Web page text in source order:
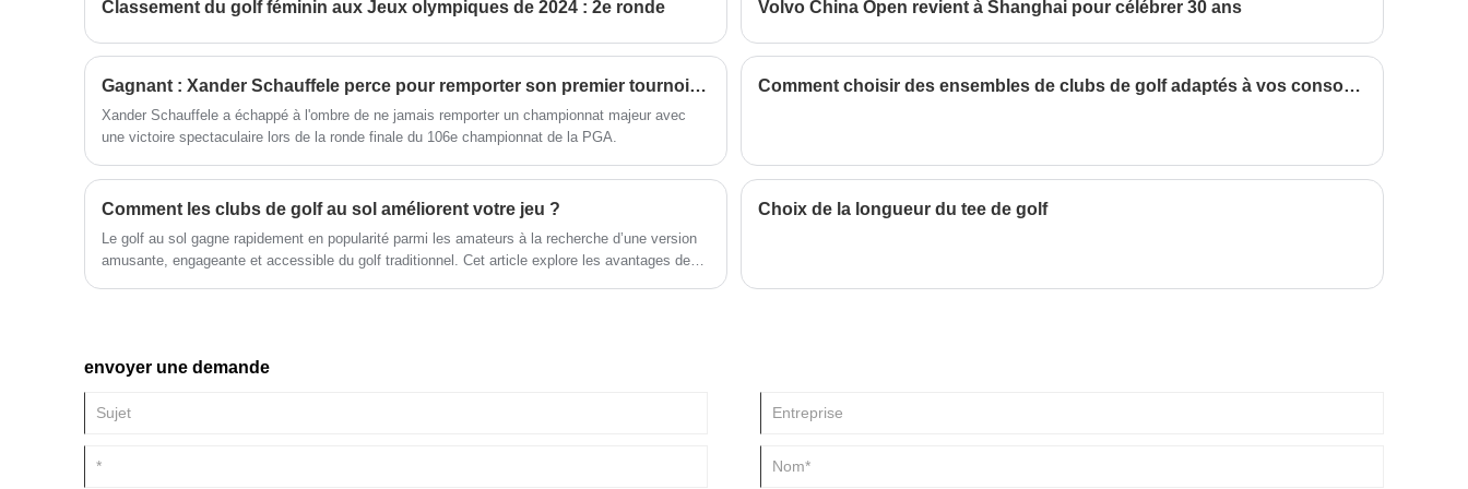
parcours en tissu est une
combinaison de design élégant,
de techniques de pointe et de
durabilité.
son prix abordable, ce fer 8
constitue un excellent
investissement pour les golfeurs
cherchant à améliorer leur jeu.
charge la vente en gros et la
personnalisation personnalisée.
Bienvenue à nous rendre visite
pour inspection. Nous fournirons
des devis en temps opportun et
Classement du golf féminin aux Jeux olympiques de 2024 : 2e ronde Volvo China Open revient à Shanghai pour célébrer 30 ans
Gagnant : Xander Schauffele perce pour remporter son premier tournoi majeur en carrière, le championnat PGA 2024
Xander Schauffele a échappé à l'ombre de ne jamais remporter un championnat majeur avec
une victoire spectaculaire lors de la ronde finale du 106e championnat de la PGA.
Comment choisir des ensembles de clubs de golf adaptés à vos consommateurs
Comment les clubs de golf au sol améliorent votre jeu ?
Le golf au sol gagne rapidement en popularité parmi les amateurs à la recherche d’une version
amusante, engageante et accessible du golf traditionnel. Cet article explore les avantages de
Choix de la longueur du tee de golf
envoyer une demande